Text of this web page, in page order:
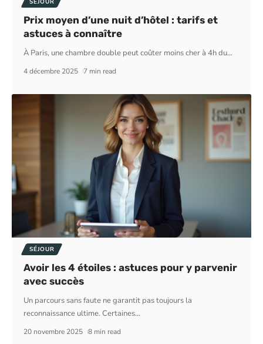
SÉJOUR
Prix moyen d’une nuit d’hôtel : tarifs et
astuces à connaître
À Paris, une chambre double peut coûter moins cher à 4h du…
4 décembre 2025 7 min read
SÉJOUR
Avoir les 4 étoiles : astuces pour y parvenir
avec succès
Un parcours sans faute ne garantit pas toujours la
reconnaissance ultime. Certaines…
20 novembre 2025 8 min read